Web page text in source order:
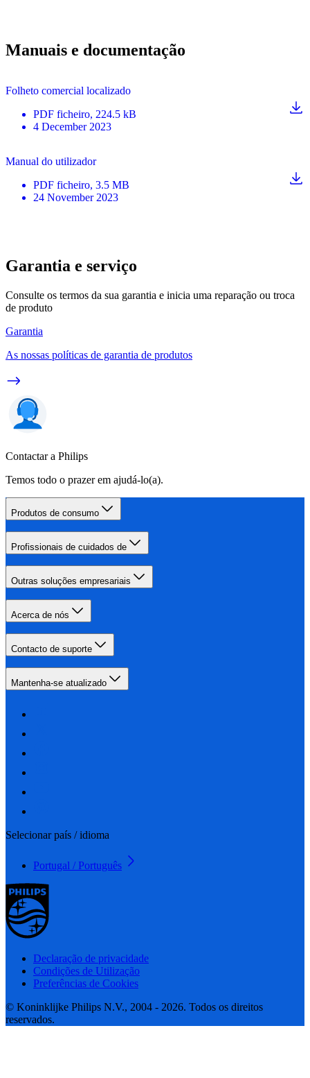
Manuais e documentação
Folheto comercial localizado
PDF ficheiro, 224.5 kB
4 December 2023
Manual do utilizador
PDF ficheiro, 3.5 MB
24 November 2023
Garantia e serviço
Consulte os termos da sua garantia e inicia uma reparação ou troca
de produto
Garantia
As nossas políticas de garantia de produtos
Contactar a Philips
Temos todo o prazer em ajudá-lo(a).
Produtos de consumo
Profissionais de cuidados de
Outras soluções empresariais
Acerca de nós
Contacto de suporte
Mantenha-se atualizado
Selecionar país / idioma
Portugal / Português
Declaração de privacidade
Condições de Utilização
Preferências de Cookies
© Koninklijke Philips N.V., 2004 - 2026. Todos os direitos
reservados.